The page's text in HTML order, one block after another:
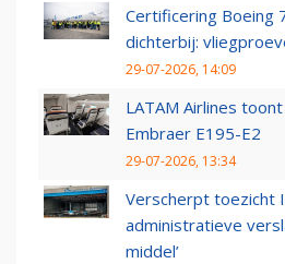
Certificering Boeing
dichterbij:
29-07-2026, 14:09
LATAM Airlines
Embraer E195-E2
29-07-2026, 13:34
Verscherpt toezicht
administratieve
middel’